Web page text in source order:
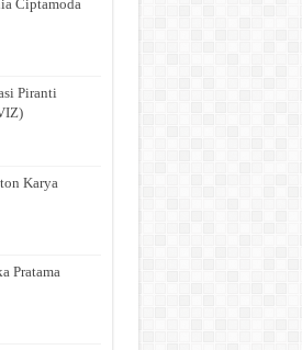
Ciptamoda
Piranti
Karya
Pratama